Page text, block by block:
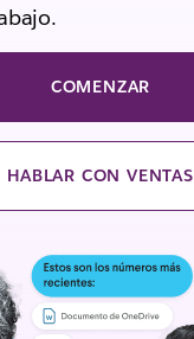
COMENZAR
HABLAR CON VENTAS